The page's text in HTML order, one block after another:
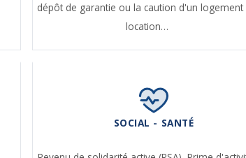
dépôt de garantie ou la caution d'un logement
location…
SOCIAL - SANTÉ